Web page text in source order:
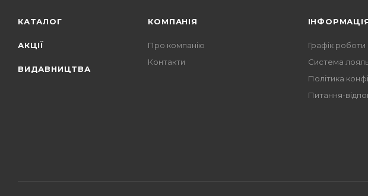
КАТАЛОГ
АКЦІЇ
ВИДАВНИЦТВА
КОМПАНІЯ
Про компанію
Контакти
Графік роботи
Система
Політика
Питання-